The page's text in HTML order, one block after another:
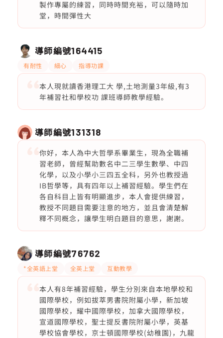
製作專屬的練習，同時時間充裕，可以隨時加
堂，時間彈性大
導師編號164415
有耐性 細心 指導功課
本人現就讀香港理工大 學,土地測量3年級,有3
年補習社和學校功 課班導師教學經驗。
導師編號131318
你好，本人為中大哲學系畢業生，現為全職補
習老師，曾經幫助數名中二三學生數學、中四
化學，以及小學小三四五全科，另外也教授過
IB哲學等，具有四年以上補習經驗。學生們在
各自科目上皆有明顯進步，本人會提供練習，
教授不同題目需要注意的地方，並且會清楚解
釋不同概念，讓學生明白題目的意思，謝謝。
導師編號76762
*全英語上堂 全英上堂 互動教學
本人有8年補習經驗，學生分別來自本地學校和
國際學校，例如拔萃男書院附屬小學，新加坡
國際學校，耀中國際學校，加拿大國際學校，
宣道國際學校，聖士提反書院附屬小學，英基
學校協會學校，京士頓國際學校(幼稚園)，九龍